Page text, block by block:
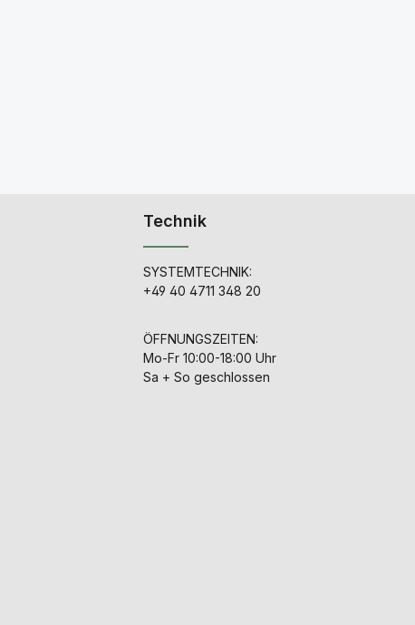
Technik
SYSTEMTECHNIK:
+49 40 4711 348 20
ÖFFNUNGSZEITEN:
Mo-Fr 10:00-18:00 Uhr
Sa + So geschlossen